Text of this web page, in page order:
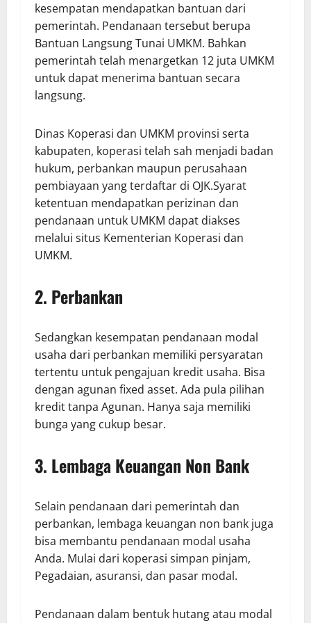
kesempatan mendapatkan bantuan dari
pemerintah. Pendanaan tersebut berupa
Bantuan Langsung Tunai UMKM. Bahkan
pemerintah telah menargetkan 12 juta UMKM
untuk dapat menerima bantuan secara
langsung.
Dinas Koperasi dan UMKM provinsi serta
kabupaten, koperasi telah sah menjadi badan
hukum, perbankan maupun perusahaan
pembiayaan yang terdaftar di OJK.Syarat
ketentuan mendapatkan perizinan dan
pendanaan untuk UMKM dapat diakses
melalui situs Kementerian Koperasi dan
UMKM.
2. Perbankan
Sedangkan kesempatan pendanaan modal
usaha dari perbankan memiliki persyaratan
tertentu untuk pengajuan kredit usaha. Bisa
dengan agunan fixed asset. Ada pula pilihan
kredit tanpa Agunan. Hanya saja memiliki
bunga yang cukup besar.
3. Lembaga Keuangan Non Bank
Selain pendanaan dari pemerintah dan
perbankan, lembaga keuangan non bank juga
bisa membantu pendanaan modal usaha
Anda. Mulai dari koperasi simpan pinjam,
Pegadaian, asuransi, dan pasar modal.
Pendanaan dalam bentuk hutang atau modal